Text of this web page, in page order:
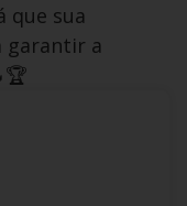
que sua
garantir a